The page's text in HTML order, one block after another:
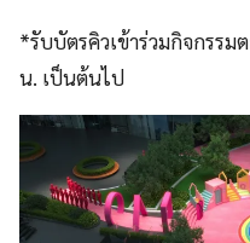
*รับบัตรคิวเข้าร่วมกิจกรรม
น. เป็นต้นไป